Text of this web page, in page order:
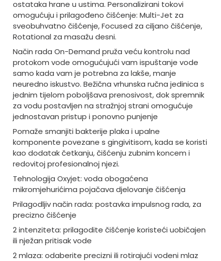
ostataka hrane u ustima. Personalizirani tokovi
omogućuju i prilagođeno čišćenje: Multi-Jet za
sveobuhvatno čišćenje, Focused za ciljano čišćenje,
Rotational za masažu desni.
Način rada On-Demand pruža veću kontrolu nad
protokom vode omogućujući vam ispuštanje vode
samo kada vam je potrebna za lakše, manje
neuredno iskustvo. Bežična vrhunska ručna jedinica s
jednim tijelom poboljšava prenosivost, dok spremnik
za vodu postavljen na stražnjoj strani omogućuje
jednostavan pristup i ponovno punjenje
Pomaže smanjiti bakterije plaka i upalne
komponente povezane s gingivitisom, kada se koristi
kao dodatak četkanju, čišćenju zubnim koncem i
redovitoj profesionalnoj njezi.
Tehnologija Oxyjet: voda obogaćena
mikromjehurićima pojačava djelovanje čišćenja
Prilagodljiv način rada: postavka impulsnog rada, za
precizno čišćenje
2 intenziteta: prilagodite čišćenje koristeći uobičajen
ili nježan pritisak vode
2 mlaza: odaberite precizni ili rotirajući vodeni mlaz